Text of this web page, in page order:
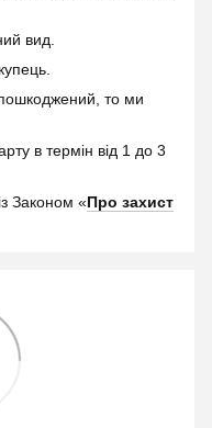
вид.
то ми
в термін від 1 до 3
Законом «Про захист